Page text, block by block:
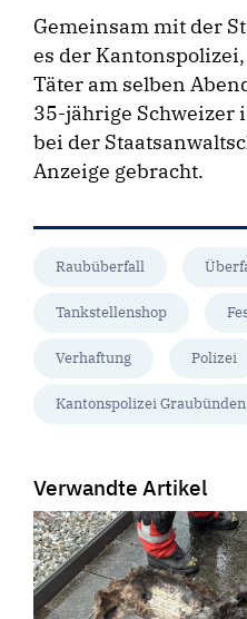
Gemeinsam mit der
es der
Täter am selben
35-jährige Schweizer
bei der
Anzeige gebracht.
Raubüberfall
Tankstellenshop
Verhaftung Polizei
Kantonspolizei Graubünden
Verwandte Artikel